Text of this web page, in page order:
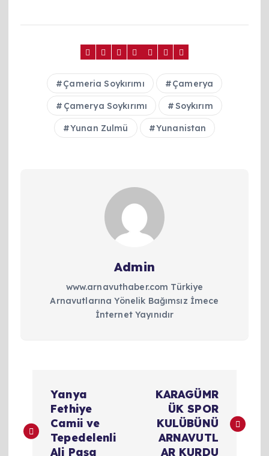
Çameria Soykırımı Çamerya
Çamerya Soykırımı Soykırım
Yunan Zulmü Yunanistan
Admin
www.arnavuthaber.com Türkiye
Arnavutlarına Yönelik Bağımsız İmece
İnternet Yayınıdır
z
Yanya
Fethiye
Camii ve
Tepedelenli
Ali Paşa
KARAGÜMR
ÜK SPOR
KULÜBÜNÜ
ARNAVUTL
AR KURDU